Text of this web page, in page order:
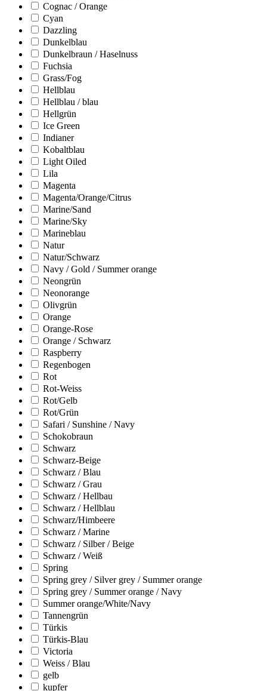
Cognac / Orange
Cyan
Dazzling
Dunkelblau
Dunkelbraun / Haselnuss
Fuchsia
Grass/Fog
Hellblau
Hellblau / blau
Hellgrün
Ice Green
Indianer
Kobaltblau
Light Oiled
Lila
Magenta
Magenta/Orange/Citrus
Marine/Sand
Marine/Sky
Marineblau
Natur
Natur/Schwarz
Navy / Gold / Summer orange
Neongrün
Neonorange
Olivgrün
Orange
Orange-Rose
Orange / Schwarz
Raspberry
Regenbogen
Rot
Rot-Weiss
Rot/Gelb
Rot/Grün
Safari / Sunshine / Navy
Schokobraun
Schwarz
Schwarz-Beige
Schwarz / Blau
Schwarz / Grau
Schwarz / Hellbau
Schwarz / Hellblau
Schwarz/Himbeere
Schwarz / Marine
Schwarz / Silber / Beige
Schwarz / Weiß
Spring
Spring grey / Silver grey / Summer orange
Spring grey / Summer orange / Navy
Summer orange/White/Navy
Tannengrün
Türkis
Türkis-Blau
Victoria
Weiss / Blau
gelb
kupfer